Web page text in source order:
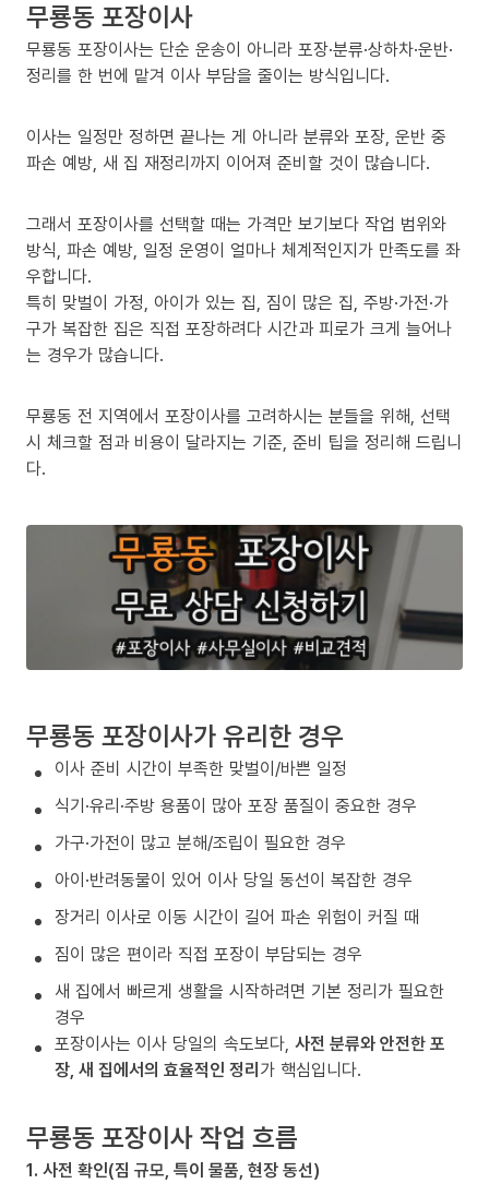
무룡동 포장이사
무룡동 포장이사는 단순 운송이 아니라 포장·분류·상하차·운반·
정리를 한 번에 맡겨 이사 부담을 줄이는 방식입니다.
이사는 일정만 정하면 끝나는 게 아니라 분류와 포장, 운반 중
파손 예방, 새 집 재정리까지 이어져 준비할 것이 많습니다.
그래서 포장이사를 선택할 때는 가격만 보기보다 작업 범위와
방식, 파손 예방, 일정 운영이 얼마나 체계적인지가 만족도를 좌
우합니다.
특히 맞벌이 가정, 아이가 있는 집, 짐이 많은 집, 주방·가전·가
구가 복잡한 집은 직접 포장하려다 시간과 피로가 크게 늘어나
는 경우가 많습니다.
무룡동 전 지역에서 포장이사를 고려하시는 분들을 위해, 선택
시 체크할 점과 비용이 달라지는 기준, 준비 팁을 정리해 드립니
다.
무룡동 포장이사가 유리한 경우
이사 준비 시간이 부족한 맞벌이/바쁜 일정
식기·유리·주방 용품이 많아 포장 품질이 중요한 경우
가구·가전이 많고 분해/조립이 필요한 경우
아이·반려동물이 있어 이사 당일 동선이 복잡한 경우
장거리 이사로 이동 시간이 길어 파손 위험이 커질 때
짐이 많은 편이라 직접 포장이 부담되는 경우
새 집에서 빠르게 생활을 시작하려면 기본 정리가 필요한
경우
포장이사는 이사 당일의 속도보다, 사전 분류와 안전한 포
장, 새 집에서의 효율적인 정리가 핵심입니다.
무룡동 포장이사 작업 흐름
1. 사전 확인(짐 규모, 특이 물품, 현장 동선)